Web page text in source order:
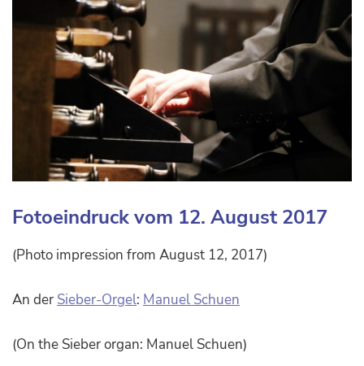
Fotoeindruck vom 12. August 2017
(Photo impression from August 12, 2017)
An der Sieber-Orgel: Manuel Schuen
(On the Sieber organ: Manuel Schuen)